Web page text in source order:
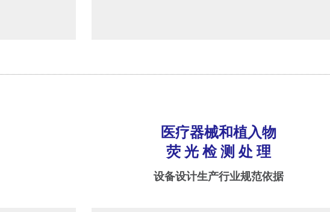
医疗器械和植入物
荧 光 检 测 处 理
设备设计生产行业规范依据